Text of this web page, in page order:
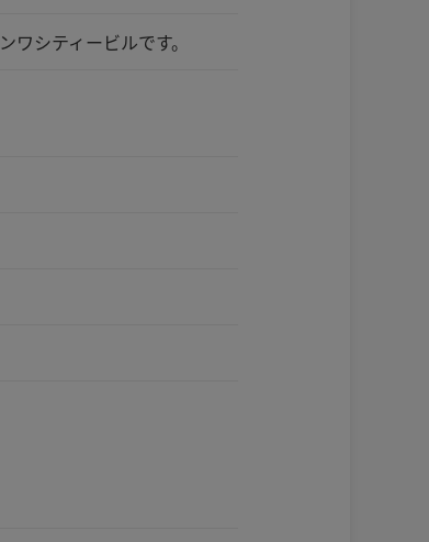
シティービルです。